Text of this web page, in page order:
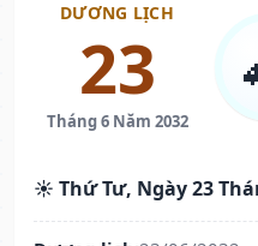
DƯƠNG LỊCH
23
Tháng 6 Năm 2032
☀️ Thứ Tư, Ngày 23